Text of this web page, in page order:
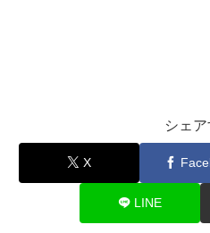
シェア
X
LINE